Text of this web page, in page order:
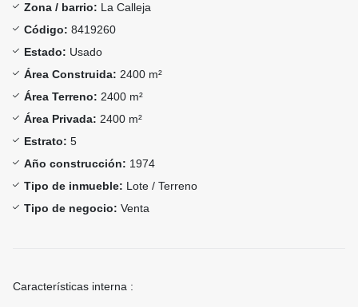
Zona / barrio: La Calleja
Código: 8419260
Estado: Usado
Área Construida: 2400 m²
Área Terreno: 2400 m²
Área Privada: 2400 m²
Estrato: 5
Año construcción: 1974
Tipo de inmueble: Lote / Terreno
Tipo de negocio: Venta
Características interna :